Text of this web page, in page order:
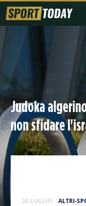
Judoka
non sfidare
30 LUGLIO ALTRI-